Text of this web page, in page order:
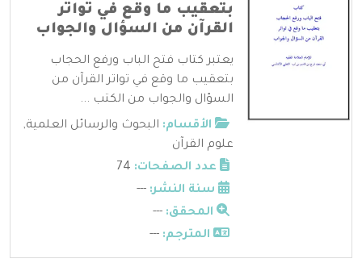
بتعقيب ما وقع في تواتر
القرآن من السؤال والجواب
يعتبر كتاب فتح الباب ورفع الحجاب
بتعقيب ما وقع في تواتر القرآن من
السؤال والجواب من الكتب ...
الأقسام: البحوث والرسائل العلمية,
علوم القرآن
عدد الصفحات:
سنة النشر: ---
المحقق: ---
المترجم: ---